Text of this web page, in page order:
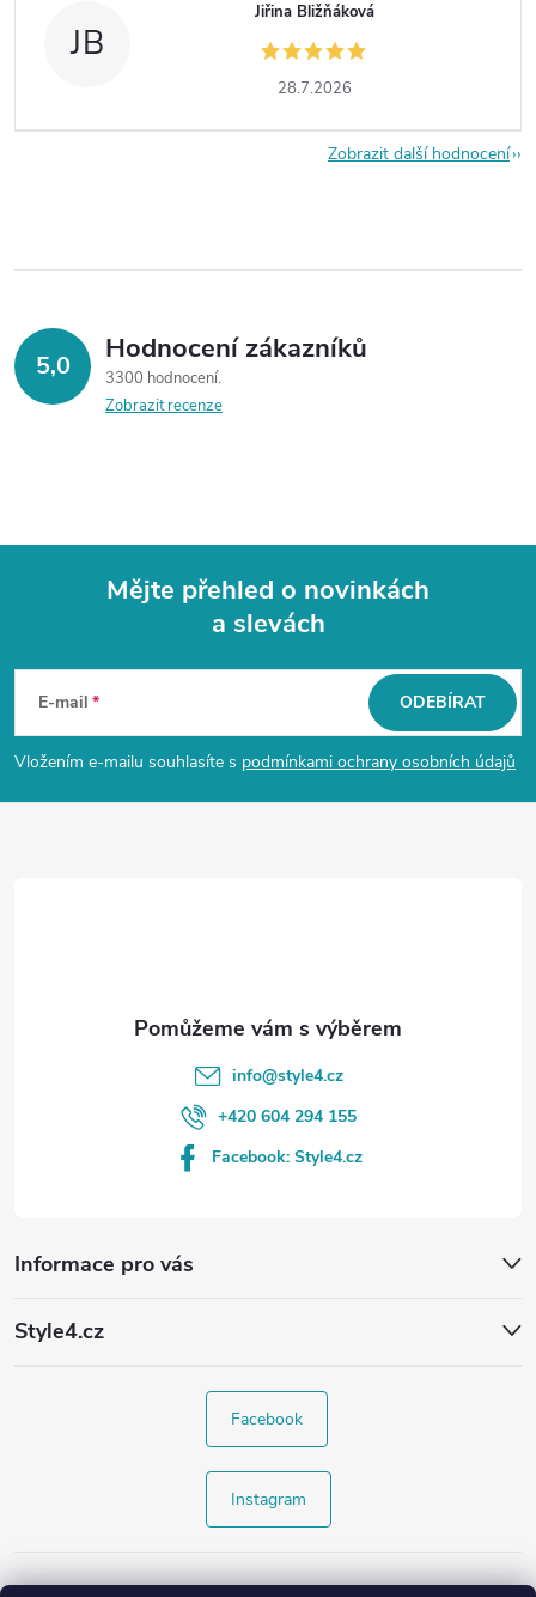
JB
Jiřina Bližňáková
28.7.2026
Zobrazit další hodnocení
5,0 Hodnocení zákazníků
3300 hodnocení
Zobrazit recenze
p
a
Mějte přehled o novinkách
a slevách
E-mail
Vložením e-mailu souhlasíte s podmínkami ochrany osobních údajů
ODEBÍRAT
Informace pro vás
Style4.cz
info@style4.cz
+420 604 294 155
Facebook: Style4.cz
Facebook
Instagram